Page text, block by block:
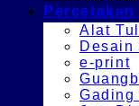
Alat
Desain
e-print
Gading